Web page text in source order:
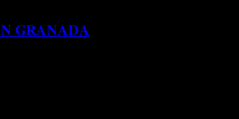
𝐆𝐑𝐀𝐍𝐀𝐃𝐀